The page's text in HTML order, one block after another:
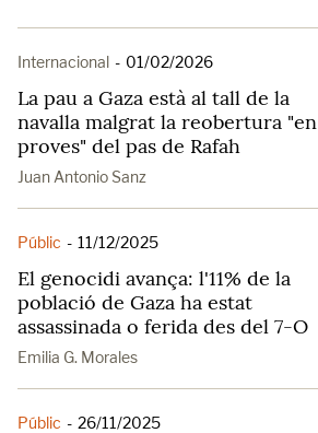
Internacional - 01/02/2026
La pau a Gaza està al tall de la
navalla malgrat la reobertura "en
proves" del pas de Rafah
Juan Antonio Sanz
Públic - 11/12/2025
El genocidi avança: l'11% de la
població de Gaza ha estat
assassinada o ferida des del 7-O
Emilia G. Morales
Públic - 26/11/2025